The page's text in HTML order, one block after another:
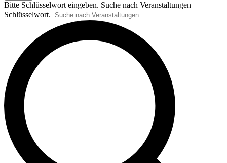
Bitte Schlüsselwort eingeben. Suche nach Veranstaltungen
Schlüsselwort.